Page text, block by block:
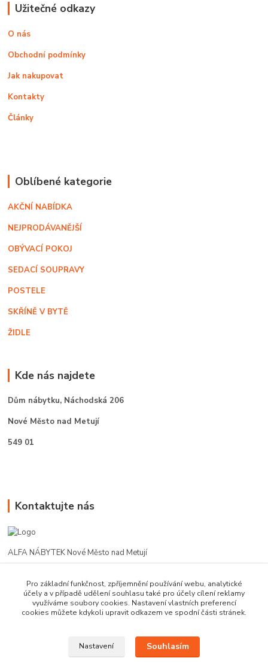
Užitečné odkazy
O nás
Obchodní podmínky
Jak nakupovat
Kontakty
Články
Oblíbené kategorie
AKČNÍ NABÍDKA
NEJPRODÁVANĚJŠÍ
OBÝVACÍ POKOJ
SEDACÍ SOUPRAVY
POSTELE
SKŘÍNĚ V BYTĚ
ŽIDLE
Kde nás najdete
Dům nábytku, Náchodská 206
Nové Město nad Metují
549 01
Kontaktujte nás
ALFA NÁBYTEK Nové Město nad Metují
602 412 331
alfanm@seznam.cz
Pro základní funkčnost, zpříjemnění používání webu, analytické
účely a v případě udělení souhlasu také pro účely cílení reklamy
využíváme soubory cookies. Nastavení vlastních preferencí
cookies můžete kdykoli upravit odkazem ve spodní části stránek.
Nastavení Souhlasím